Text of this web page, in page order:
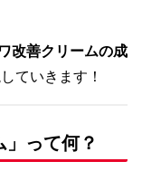
改善クリームの成
ていきます！
って何？